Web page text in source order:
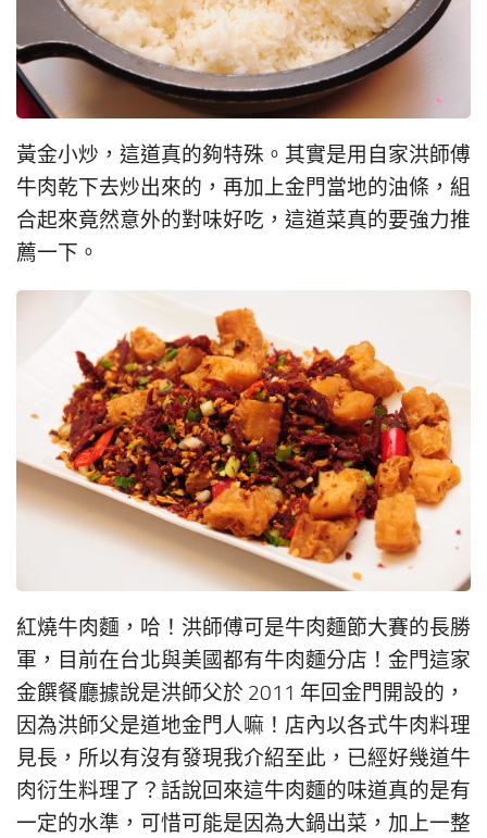
黃金小炒，這道真的夠特殊。其實是用自家洪師傅
牛肉乾下去炒出來的，再加上金門當地的油條，組
合起來竟然意外的對味好吃，這道菜真的要強力推
薦一下。
紅燒牛肉麵，哈！洪師傅可是牛肉麵節大賽的長勝
軍，目前在台北與美國都有牛肉麵分店！金門這家
金饌餐廳據說是洪師父於 2011 年回金門開設的，
因為洪師父是道地金門人嘛！店內以各式牛肉料理
見長，所以有沒有發現我介紹至此，已經好幾道牛
肉衍生料理了？話說回來這牛肉麵的味道真的是有
一定的水準，可惜可能是因為大鍋出菜，加上一整